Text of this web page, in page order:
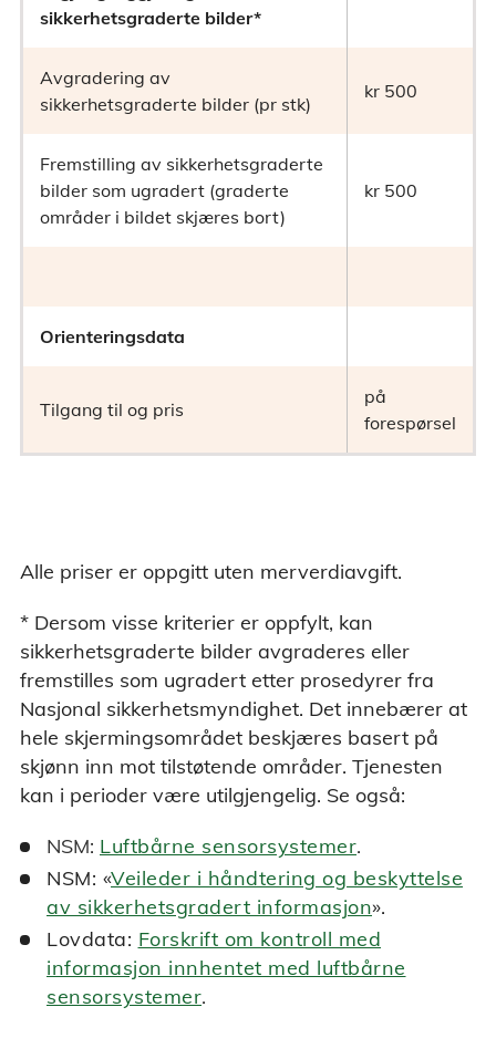
sikkerhetsgraderte bilder*
Avgradering av
sikkerhetsgraderte bilder (pr stk)
kr 500
Fremstilling av sikkerhetsgraderte
bilder som ugradert (graderte
områder i bildet skjæres bort)
kr 500
Orienteringsdata
Tilgang til og pris
på
forespørsel
Alle priser er oppgitt uten merverdiavgift.
* Dersom visse kriterier er oppfylt, kan
sikkerhetsgraderte bilder avgraderes eller
fremstilles som ugradert etter prosedyrer fra
Nasjonal sikkerhetsmyndighet. Det innebærer at
hele skjermingsområdet beskjæres basert på
skjønn inn mot tilstøtende områder. Tjenesten
kan i perioder være utilgjengelig. Se også:
NSM: Luftbårne sensorsystemer.
NSM: «Veileder i håndtering og beskyttelse
av sikkerhetsgradert informasjon».
Lovdata: Forskrift om kontroll med
informasjon innhentet med luftbårne
sensorsystemer.